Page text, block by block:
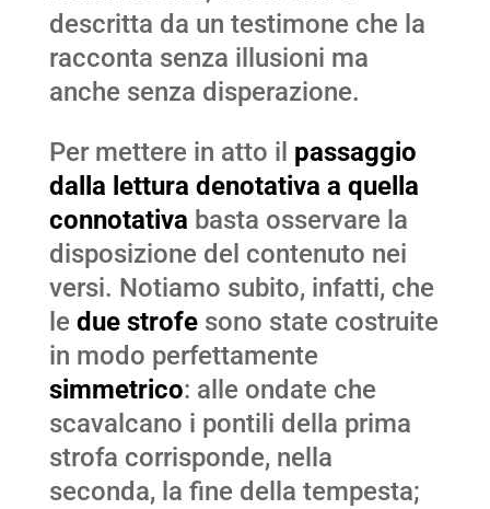
descritta da un testimone che la
racconta senza illusioni ma
anche senza disperazione.
Per mettere in atto il passaggio
dalla lettura denotativa a quella
connotativa basta osservare la
disposizione del contenuto nei
versi. Notiamo subito, infatti, che
le due strofesono state costruite
in modo perfettamente
simmetrico: alle ondate che
scavalcano i pontili della prima
strofa corrisponde, nella
seconda, la fine della tempesta;